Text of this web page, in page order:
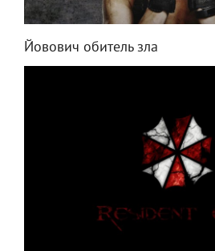
Йовович обитель зла